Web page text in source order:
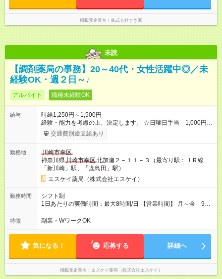
掲載元企業名 株式会社すき家
未読
【調剤薬局の事務】20～40代・女性活躍中◎／未
経験OK・週２日～♪
アルバイト 職種未経験OK
給与
時給1,250円～1,500円
経験・能力を考慮の上、決定します。 ☆日曜日手当 1,000円有
り 【試用期間】試用期間あり 試用期間の長さ：3ヶ月 雇用形
態、給与は本採用時と同じです。
交通費別途支給あり
勤務地
川崎市幸区
神奈川県川崎市幸区北加瀬２－１１－３（最寄り駅：ＪＲ線
「新川崎」駅、「鹿島田」駅）
エスケイ薬局（株式会社エスケイ）
勤務時間
シフト制
1日あたりの実働時間：最大8時間/日 【営業時間】 月～金 9時
00分～19時00分 土日祝 9時00分～17時30分 （週休２日制）
【募集する人材】 ☆パート；週2日以上 土日働ける方歓迎
特徴 副業・WワークOK
気になる！ 応募する 詳細へ
掲載元企業名 エスケイ薬局（株式会社エスケイ）